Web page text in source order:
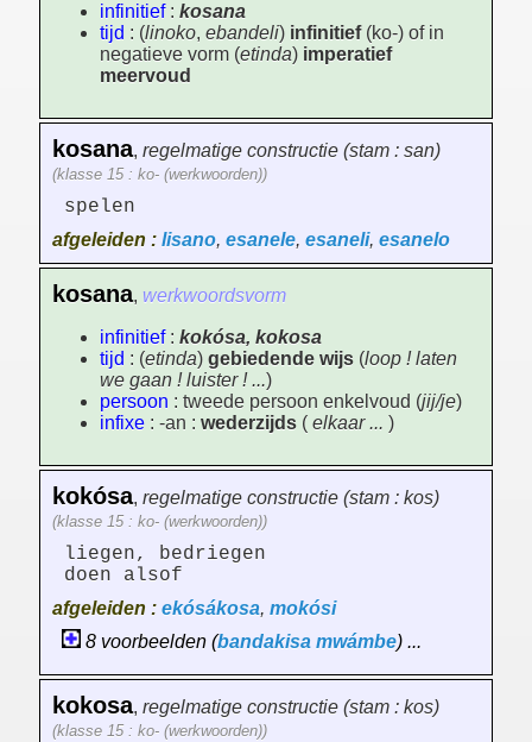
infinitief: kosana
tijd : (linoko, ebandeli) infinitief(ko-) of in
negatieve vorm (etinda) imperatief
meervoud
kosana, regelmatige constructie (stam : san)
(klasse 15 : ko- (werkwoorden))
spelen
afgeleiden : lisano, esanele, esaneli, esanelo
kosana, werkwoordsvorm
infinitief: kokósa, kokosa
tijd : (etinda) gebiedende wijs (loop ! laten
we gaan ! luister ! ...)
persoon : tweede persoon enkelvoud (jij/je)
infixe : -an : wederzijds ( elkaar ... )
kokósa, regelmatige constructie (stam : kos)
(klasse 15 : ko- (werkwoorden))
liegen, bedriegen
doen alsof
afgeleiden : ekósákosa, mokósi
8 voorbeelden (bandakisa mwámbe) ...
kokosa, regelmatige constructie (stam : kos)
(klasse 15 : ko- (werkwoorden))